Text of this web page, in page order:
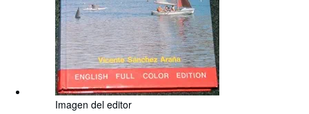
Imagen del editor